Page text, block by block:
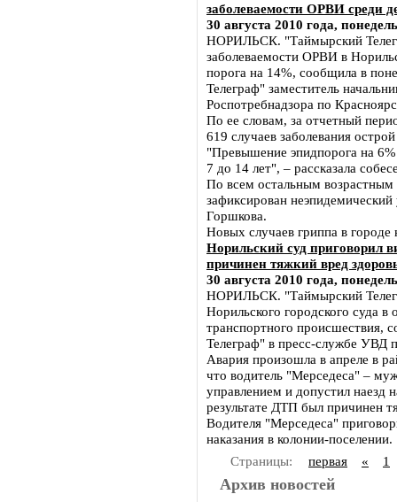
заболеваемости ОРВИ среди
30 августа 2010 года,
НОРИЛЬСК. "Таймырский
заболеваемости ОРВИ в
порога на 14%, сообщила в
Телеграф" заместитель
Роспотребнадзора по
По ее словам, за отчетный
619 случаев заболевания
"Превышение эпидпорога на 6%
7 до 14 лет", – рассказала
По всем остальным возрастным
зафиксирован
Горшкова.
Новых случаев гриппа в городе
Норильский суд приговорил
причинен тяжкий вред
30 августа 2010 года,
НОРИЛЬСК. "Таймырский
Норильского городского суда
транспортного происшествия,
Телеграф" в пресс-службе УВД
Авария произошла в апреле в
что водитель "Мерседеса" –
управлением и допустил
результате ДТП был причинен
Водителя "Мерседеса"
наказания в колонии-поселении.
Страницы:
первая « 1
Архив новостей